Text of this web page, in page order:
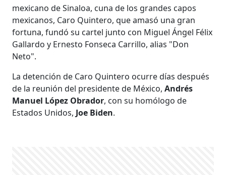
mexicano de Sinaloa, cuna de los grandes capos
mexicanos, Caro Quintero, que amasó una gran
fortuna, fundó su cartel junto con Miguel Ángel Félix
Gallardo y Ernesto Fonseca Carrillo, alias "Don
Neto".
La detención de Caro Quintero ocurre días después
de la reunión del presidente de México,Andrés
Manuel López Obrador, con su homólogo de
Estados Unidos, Joe Biden.